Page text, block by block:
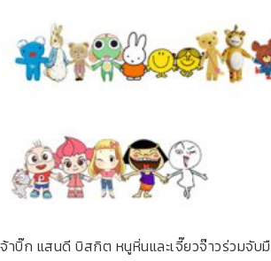
าบิ๊ก แสนดี บิสกิต หนูหิ่นและเจี๊ยวจ๊าวร่วมจั